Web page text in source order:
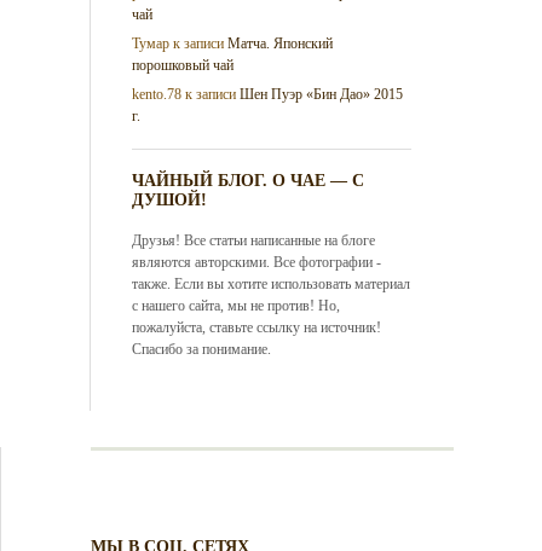
чай
Тумар к записиМатча. Японский
порошковый чай
kento.78 к записиШен Пуэр «Бин Дао» 2015
г.
ЧАЙНЫЙ БЛОГ. О ЧАЕ — С
ДУШОЙ!
Друзья! Все статьи написанные на блоге
являются авторскими. Все фотографии -
также. Если вы хотите использовать материал
с нашего сайта, мы не против! Но,
пожалуйста, ставьте ссылку на источник!
Спасибо за понимание.
МЫ В СОЦ. СЕТЯХ